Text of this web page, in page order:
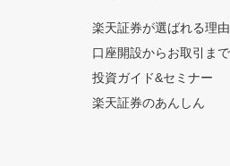
楽天証券が選ばれる理由
口座開設からお取引ま
投資ガイド&セミナー
楽天証券のあんしん